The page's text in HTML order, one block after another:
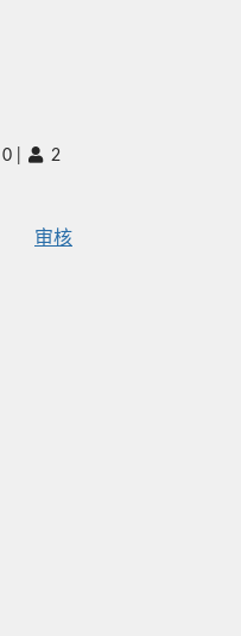
0 2
审核